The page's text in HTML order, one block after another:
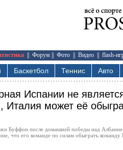
Форум Фото Видео flash-
Баскетбол Теннис Авто
Испании не
Италия может её
Буффон после домашней победы над
что его команде по силам обыграть команду